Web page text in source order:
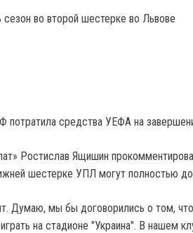
во второй шестерке во Львове
потратила средства УЕФА на
Ростислав Ящишин
шестерке УПЛ могут полностью
Думаю, мы бы договорились о том,
на стадионе "Украина". В нашем